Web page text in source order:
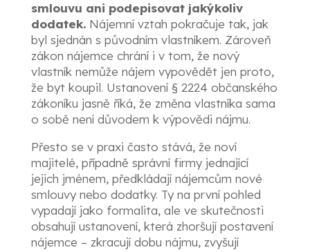
smlouvu ani podepisovat jakýkoliv
dodatek.Nájemní vztah pokračuje tak, jak
byl sjednán s původním vlastníkem. Zároveň
zákon nájemce chrání i v tom, že nový
vlastník nemůže nájem vypovědět jen proto,
že byt koupil. Ustanovení § 2224 občanského
zákoníku jasně říká, že změna vlastníka sama
o sobě není důvodem k výpovědi nájmu.
Přesto se v praxi často stává, že noví
majitelé, případně správní firmy jednající
jejich jménem, předkládají nájemcům nové
smlouvy nebo dodatky. Ty na první pohled
vypadají jako formalita, ale ve skutečnosti
obsahují ustanovení, která zhoršují postavení
nájemce – zkracují dobu nájmu, zvyšují